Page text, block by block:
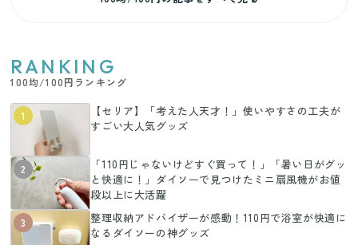
RANKING
100均/100円ランキング
1
【セリア】「考えた人天才！」使いやすさの工夫が
すごい大人気グッズ
2
「110円じゃないけどすぐ買って！」「暑い日がグッ
と快適に！」ダイソーで見つけたミニ扇風機がお値
段以上に大活躍
3
整理収納アドバイザーが感動！110円で浴室が快適に
なるダイソーの神グッズ